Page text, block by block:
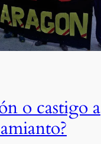
o castigo a